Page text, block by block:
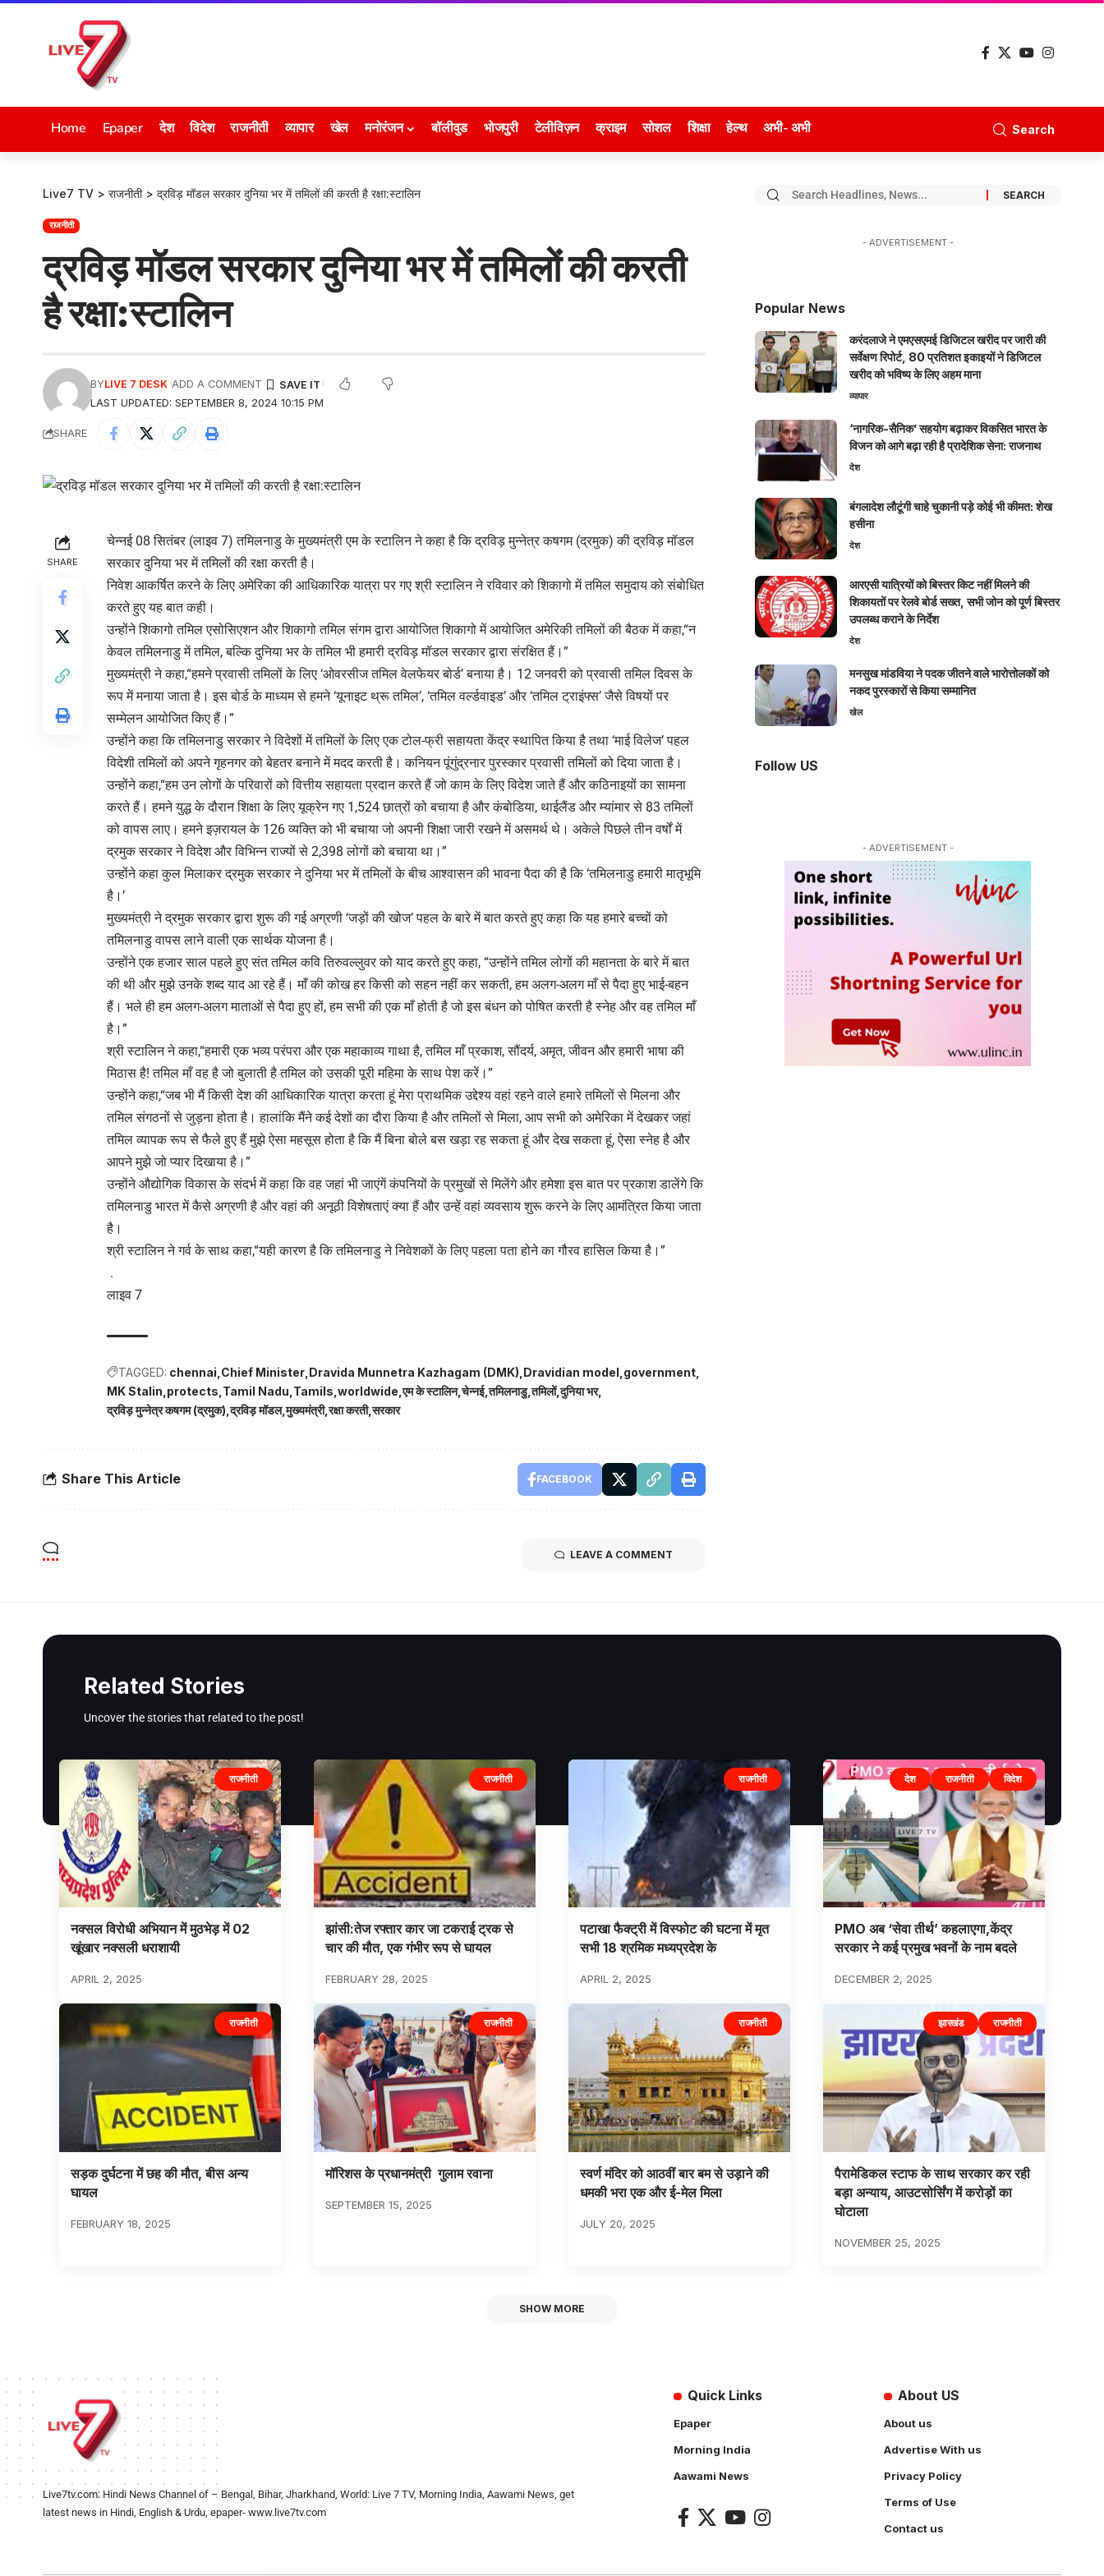
Home Epaper देश विदेश राजनीती व्यापार खेल मनोरंजन बॉलीवुड भोजपुरी टेलीविज़न क्राइम सोशल शिक्षा हेल्थ अभी- अभी Search
Live7 TV > राजनीती> द्रविड़ मॉडल सरकार दुनिया भर में तमिलों की करती है रक्षा:स्टालिन
राजनीती
द्रविड़ मॉडल सरकार दुनिया भर में तमिलों की करती
है रक्षा:स्टालिन
LAST UPDATED: SEPTEMBER 8, 2024 10:15 PM
BYLIVE 7 DESK ADD A COMMENT
SHARE
SHARE
चेन्नई 08 सितंबर (लाइव 7) तमिलनाडु के मुख्यमंत्री एम के स्टालिन ने कहा है कि द्रविड़ मुन्नेत्र कषगम (द्रमुक) की द्रविड़ मॉडल
सरकार दुनिया भर में तमिलों की रक्षा करती है।
निवेश आकर्षित करने के लिए अमेरिका की आधिकारिक यात्रा पर गए श्री स्टालिन ने रविवार को शिकागो में तमिल समुदाय को संबोधित
करते हुए यह बात कही।
उन्होंने शिकागो तमिल एसोसिएशन और शिकागो तमिल संगम द्वारा आयोजित शिकागो में आयोजित अमेरिकी तमिलों की बैठक में कहा,“न
केवल तमिलनाडु में तमिल, बल्कि दुनिया भर के तमिल भी हमारी द्रविड़ मॉडल सरकार द्वारा संरक्षित हैं।”
मुख्यमंत्री ने कहा,“हमने प्रवासी तमिलों के लिए ‘ओवरसीज तमिल वेलफेयर बोर्ड’ बनाया है। 12 जनवरी को प्रवासी तमिल दिवस के
रूप में मनाया जाता है। इस बोर्ड के माध्यम से हमने ‘यूनाइट थ्रू तमिल’, ‘तमिल वर्ल्डवाइड’ और ‘तमिल ट्राइंफ्स’ जैसे विषयों पर
सम्मेलन आयोजित किए हैं।”
उन्होंने कहा कि तमिलनाडु सरकार ने विदेशों में तमिलों के लिए एक टोल-फ्री सहायता केंद्र स्थापित किया है तथा ‘माई विलेज’ पहल
विदेशी तमिलों को अपने गृहनगर को बेहतर बनाने में मदद करती है। कनियन पूंगुंद्रनार पुरस्कार प्रवासी तमिलों को दिया जाता है।
उन्होंने कहा,“हम उन लोगों के परिवारों को वित्तीय सहायता प्रदान करते हैं जो काम के लिए विदेश जाते हैं और कठिनाइयों का सामना
करते हैं। हमने युद्ध के दौरान शिक्षा के लिए यूक्रेन गए 1,524 छात्रों को बचाया है और कंबोडिया, थाईलैंड और म्यांमार से 83 तमिलों
को वापस लाए। हमने इज़रायल के 126 व्यक्ति को भी बचाया जो अपनी शिक्षा जारी रखने में असमर्थ थे। अकेले पिछले तीन वर्षों में
द्रमुक सरकार ने विदेश और विभिन्न राज्यों से 2,398 लोगों को बचाया था।”
उन्होंने कहा कुल मिलाकर द्रमुक सरकार ने दुनिया भर में तमिलों के बीच आश्वासन की भावना पैदा की है कि ‘तमिलनाडु हमारी मातृभूमि
है।’
मुख्यमंत्री ने द्रमुक सरकार द्वारा शुरू की गई अग्रणी ‘जड़ों की खोज’ पहल के बारे में बात करते हुए कहा कि यह हमारे बच्चों को
तमिलनाडु वापस लाने वाली एक सार्थक योजना है।
उन्होंने एक हजार साल पहले हुए संत तमिल कवि तिरुवल्लुवर को याद करते हुए कहा, “उन्होंने तमिल लोगों की महानता के बारे में बात
की थी और मुझे उनके शब्द याद आ रहे हैं। माँ की कोख हर किसी को सहन नहीं कर सकती, हम अलग-अलग माँ से पैदा हुए भाई-बहन
हैं। भले ही हम अलग-अलग माताओं से पैदा हुए हों, हम सभी की एक माँ होती है जो इस बंधन को पोषित करती है स्नेह और वह तमिल माँ
है।”
श्री स्टालिन ने कहा,“हमारी एक भव्य परंपरा और एक महाकाव्य गाथा है, तमिल माँ प्रकाश, सौंदर्य, अमृत, जीवन और हमारी भाषा की
मिठास है! तमिल माँ वह है जो बुलाती है तमिल को उसकी पूरी महिमा के साथ पेश करें।”
उन्होंने कहा,“जब भी मैं किसी देश की आधिकारिक यात्रा करता हूं मेरा प्राथमिक उद्देश्य वहां रहने वाले हमारे तमिलों से मिलना और
तमिल संगठनों से जुड़ना होता है। हालांकि मैंने कई देशों का दौरा किया है और तमिलों से मिला, आप सभी को अमेरिका में देखकर जहां
तमिल व्यापक रूप से फैले हुए हैं मुझे ऐसा महसूस होता है कि मैं बिना बोले बस खड़ा रह सकता हूं और देख सकता हूं, ऐसा स्नेह है और
आपने मुझे जो प्यार दिखाया है।”
उन्होंने औद्योगिक विकास के संदर्भ में कहा कि वह जहां भी जाएंगें कंपनियों के प्रमुखों से मिलेंगे और हमेशा इस बात पर प्रकाश डालेंगे कि
तमिलनाडु भारत में कैसे अग्रणी है और वहां की अनूठी विशेषताएं क्या हैं और उन्हें वहां व्यवसाय शुरू करने के लिए आमंत्रित किया जाता
है।
श्री स्टालिन ने गर्व के साथ कहा,“यही कारण है कि तमिलनाडु ने निवेशकों के लिए पहला पता होने का गौरव हासिल किया है।”
.
लाइव 7
TAGGED: chennai Chief Minister Dravida Munnetra Kazhagam (DMK) Dravidian model government
MK Stalin protects Tamil Nadu Tamils worldwide एम के स्टालिन चेन्नई तमिलनाडु तमिलों दुनिया भर
द्रविड़ मुन्नेत्र कषगम (द्रमुक) द्रविड़ मॉडल मुख्यमंत्री रक्षा करती सरकार
Share This Article FACEBOOK
LEAVE A COMMENT
- ADVERTISEMENT -
Popular News
करंदलाजे ने एमएसएमई डिजिटल खरीद पर जारी की
सर्वेक्षण रिपोर्ट, 80 प्रतिशत इकाइयों ने डिजिटल
खरीद को भविष्य के लिए अहम माना
व्यापार
‘नागरिक-सैनिक’ सहयोग बढ़ाकर विकसित भारत के
विजन को आगे बढ़ा रही है प्रादेशिक सेना: राजनाथ
देश
बंगलादेश लौटूंगी चाहे चुकानी पड़े कोई भी कीमत: शेख
हसीना
देश
आरएसी यात्रियों को बिस्तर किट नहीं मिलने की
शिकायतों पर रेलवे बोर्ड सख्त, सभी जोन को पूर्ण बिस्तर
उपलब्ध कराने के निर्देश
देश
मनसुख मांडविया ने पदक जीतने वाले भारोत्तोलकों को
नकद पुरस्कारों से किया सम्मानित
खेल
Follow US
- ADVERTISEMENT -
Related Stories
Uncover the stories that related to the post!
राजनीती
नक्सल विरोधी अभियान में मुठभेड़ में 02
खूंखार नक्सली धराशायी
APRIL 2, 2025
राजनीती
झांसी:तेज रफ्तार कार जा टकराई ट्रक से
चार की मौत, एक गंभीर रूप से घायल
FEBRUARY 28, 2025
राजनीती
पटाखा फैक्ट्री में विस्फोट की घटना में मृत
सभी 18 श्रमिक मध्यप्रदेश के
APRIL 2, 2025
देश राजनीती विदेश
PMO अब ‘सेवा तीर्थ’ कहलाएगा,केंद्र
सरकार ने कई प्रमुख भवनों के नाम बदले
DECEMBER 2, 2025
राजनीती
सड़क दुर्घटना में छह की मौत, बीस अन्य
घायल
FEBRUARY 18, 2025
राजनीती
मॉरिशस के प्रधानमंत्री गुलाम रवाना
SEPTEMBER 15, 2025
राजनीती
स्वर्ण मंदिर को आठवीं बार बम से उड़ाने की
धमकी भरा एक और ई-मेल मिला
JULY 20, 2025
झारखंड राजनीती
पैरामेडिकल स्टाफ के साथ सरकार कर रही
बड़ा अन्याय, आउटसोर्सिंग में करोड़ों का
घोटाला
NOVEMBER 25, 2025
SHOW MORE
Live7tv.com: Hindi News Channel of – Bengal, Bihar, Jharkhand, World: Live 7 TV, Morning India, Aawami News, get
latest news in Hindi, English & Urdu, epaper- www.live7tv.com
Quick Links
Epaper
Morning India
Aawami News
About US
About us
Advertise With us
Privacy Policy
Terms of Use
Contact us